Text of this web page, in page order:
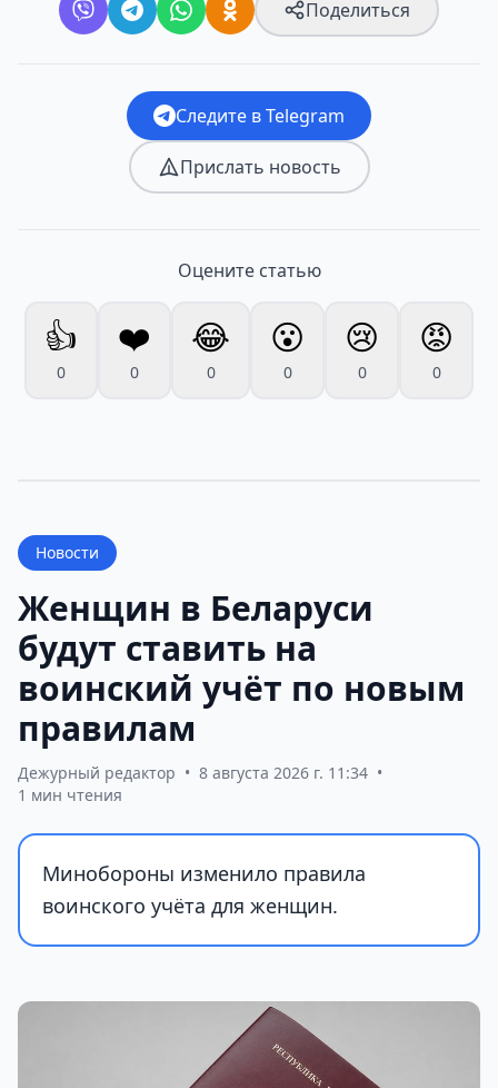
Поделиться
Следите в Telegram
Прислать новость
Оцените статью
👍
0
❤️
0
😂
0
😮
0
😢
0
😡
0
Новости
Женщин в Беларуси
будут ставить на
воинский учёт по новым
правилам
Дежурный редактор • 8 августа 2026 г. 11:34 •
1 мин чтения
Минобороны изменило правила
воинского учёта для женщин.